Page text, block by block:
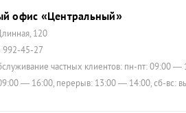
офис «Центральный»
120
992-45-27
частных клиентов: пн-пт: 09:00
— 16:00, перерыв: 13:00 — 14:00, сб-вс: